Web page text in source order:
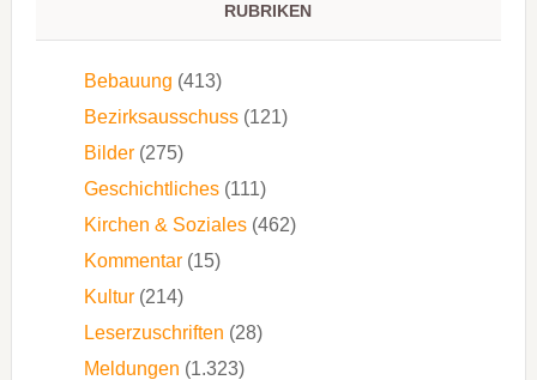
RUBRIKEN
Bebauung (413)
Bezirksausschuss(121)
Bilder(275)
Geschichtliches(111)
Kirchen & Soziales(462)
Kommentar(15)
Kultur(214)
Leserzuschriften (28)
Meldungen (1.323)